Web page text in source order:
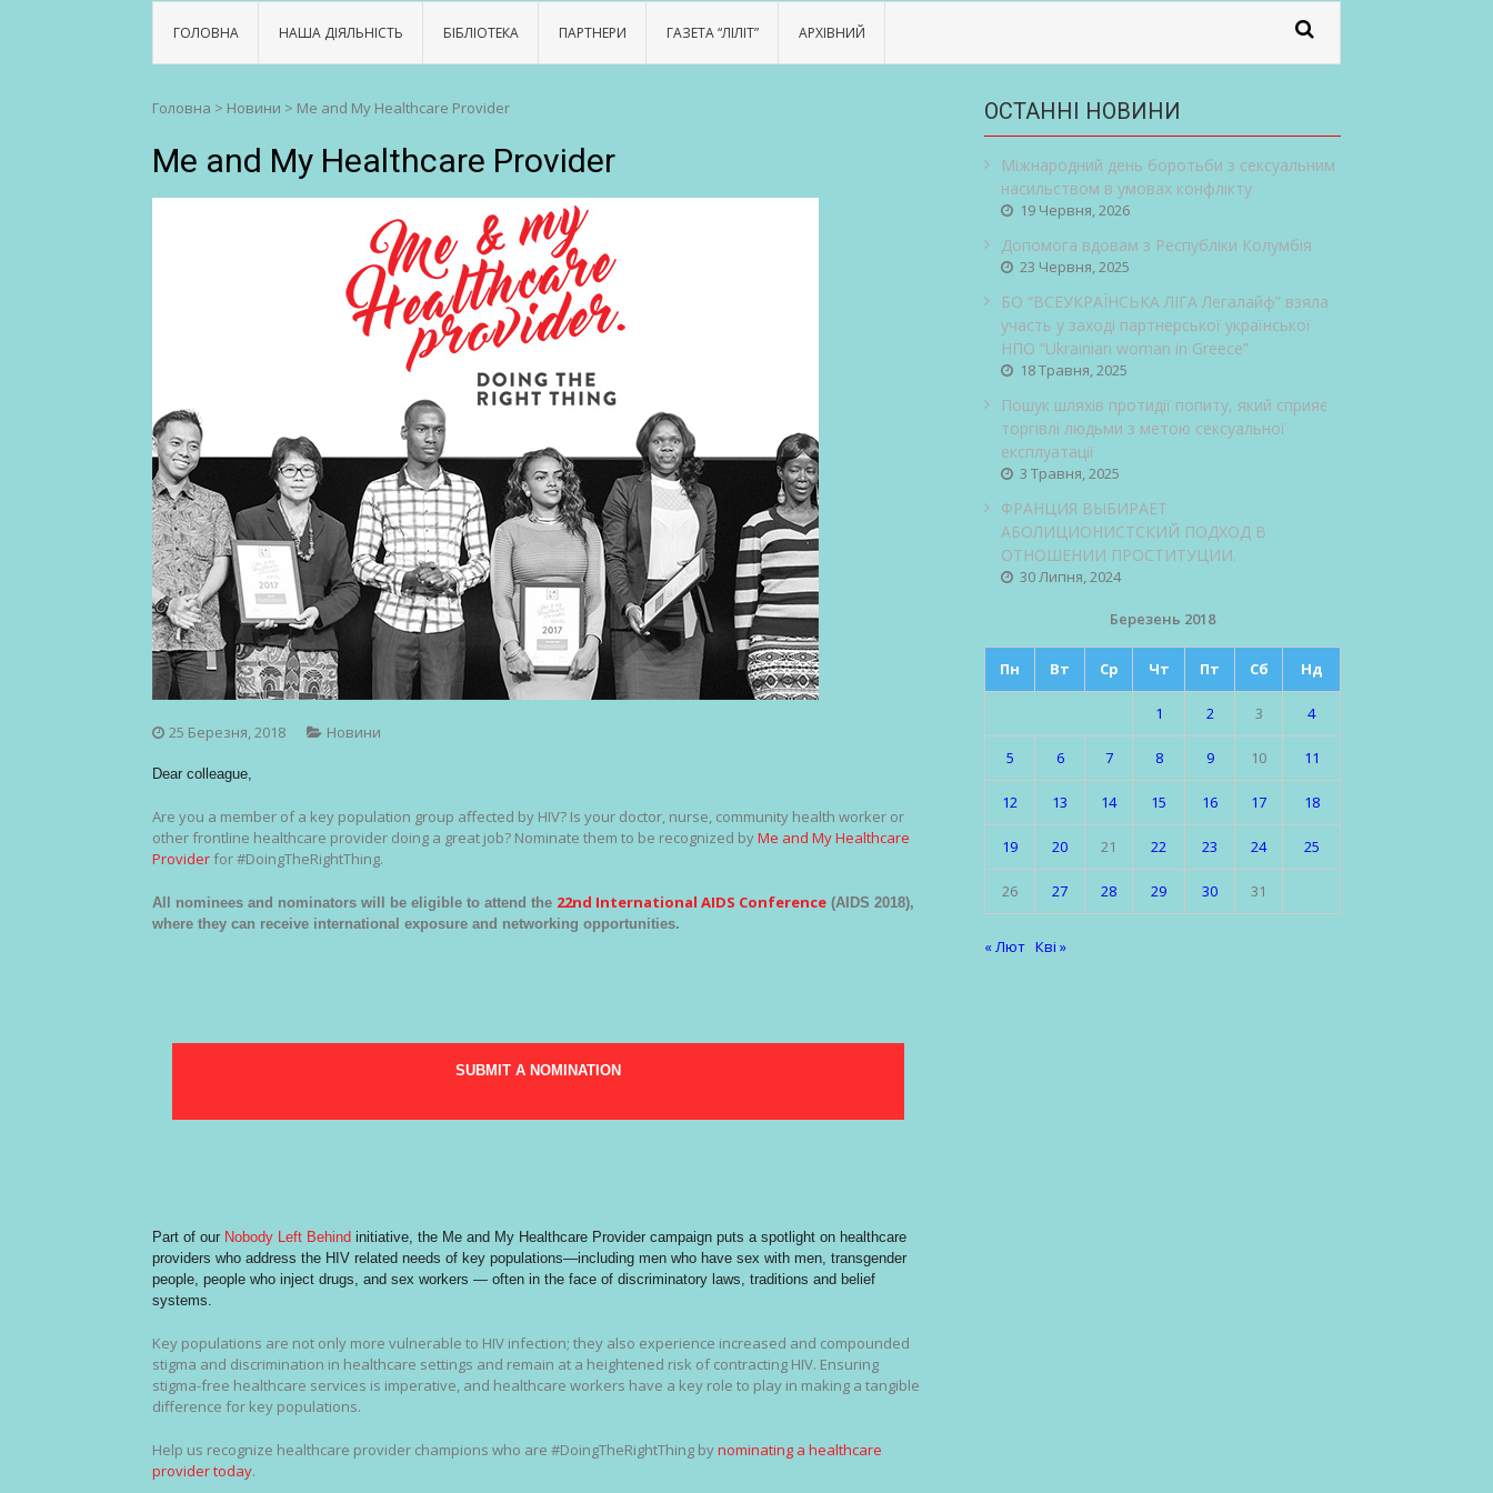
ГОЛОВНА НАША ДІЯЛЬНІСТЬ БІБЛІОТЕКА ПАРТНЕРИ ГАЗЕТА “ЛІЛІТ” АРХІВНИЙ
Головна > Новини > Me and My Healthcare Provider
Me and My Healthcare Provider
25 Березня, 2018 Новини
Dear colleague,
Are you a member of a key population group affected by HIV? Is your doctor, nurse, community health worker or
other frontline healthcare provider doing a great job? Nominate them to be recognized byMe and My Healthcare
Provider for #DoingTheRightThing.
All nominees and nominators will be eligible to attend the 22nd International AIDS Conference (AIDS 2018),
where they can receive international exposure and networking opportunities.
SUBMIT A NOMINATION
Part of our Nobody Left Behind initiative, the Me and My Healthcare Provider campaign puts a spotlight on healthcare
providers who address the HIV related needs of key populations—including men who have sex with men, transgender
people, people who inject drugs, and sex workers — often in the face of discriminatory laws, traditions and belief
systems.
Key populations are not only more vulnerable to HIV infection; they also experience increased and compounded
stigma and discrimination in healthcare settings and remain at a heightened risk of contracting HIV. Ensuring
stigma-free healthcare services is imperative, and healthcare workers have a key role to play in making a tangible
difference for key populations.
Help us recognize healthcare provider champions who are #DoingTheRightThing bynominating a healthcare
provider today.
ОСТАННІ НОВИНИ
Міжнародний день боротьби з сексуальним
насильством в умовах конфлікту
19 Червня, 2026
Допомога вдовам з Республіки Колумбія
23 Червня, 2025
БО “ВСЕУКРАЇНСЬКА ЛІГА Легалайф” взяла
участь у заході партнерської української
НПО “Ukrainian woman in Greece”
18 Травня, 2025
Пошук шляхів протидії попиту, який сприяє
торгівлі людьми з метою сексуальної
експлуатації
3 Травня, 2025
ФРАНЦИЯ ВЫБИРАЕТ
АБОЛИЦИОНИСТСКИЙ ПОДХОД В
ОТНОШЕНИИ ПРОСТИТУЦИИ.
30 Липня, 2024
Березень 2018
Пн Вт Ср Чт Пт Сб Нд
1 2 3 4
5 6 7 8 9 10 11
12 13 14 15 16 17 18
19 20 21 22 23 24 25
26 27 28 29 30 31
« Лют Кві »